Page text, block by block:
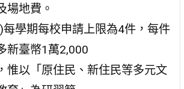
場地費。
每學期每校申請上限為4件，每件
新臺幣1萬2,000
惟以「原住民、新住民等多元文